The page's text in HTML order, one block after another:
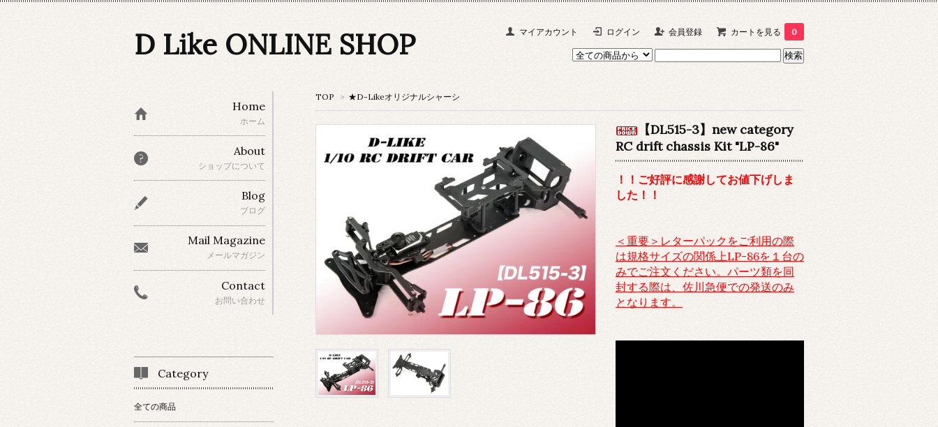
マイアカウント ログイン 会員登録 カートを見る 0
D Like ONLINE SHOP
TOP > ★D-Likeオリジナルシャーシ
【DL515-3】new category
RC drift chassis Kit "LP-86"
！！ご好評に感謝してお値下げしま
した！！
＜重要＞レターパックをご利用の際
は規格サイズの関係上LP-86を１台の
みでご注文ください。パーツ類を同
封する際は、佐川急便での発送のみ
となります。
Home
ホーム
About
ショップについて
Blog
ブログ
Mail Magazine
メールマガジン
Contact
お問い合わせ
Category
全ての商品